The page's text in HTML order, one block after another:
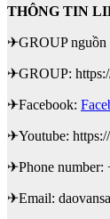
THÔNG TIN
✈GROUP nguồn
✈GROUP:
✈Facebook:
✈Youtube:
✈Phone number:
✈Email: